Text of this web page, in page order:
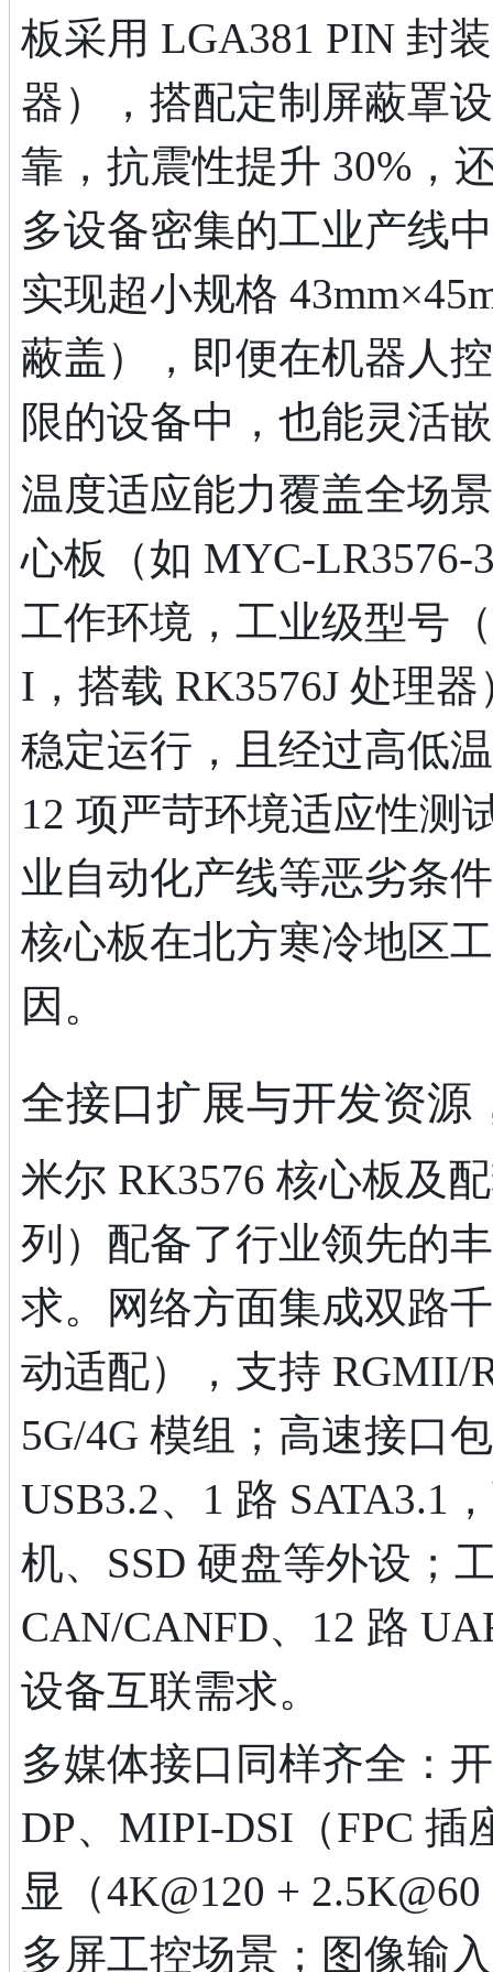
板采用 LGA381 PIN 封
器），搭配定制屏蔽罩
靠，抗震性提升 30%，
多设备密集的工业产线
实现超小规格
蔽盖），即便在机器人
限的设备中，也能灵活
温度适应能力覆盖全场
心板（如 MYC-
工作环境，工业级型号
I，搭载 RK3576J 处理
稳定运行，且经过高低
12 项严苛环境适应性测
业自动化产线等恶劣条
核心板在北方寒冷地区
因。
全接口扩展与开发资源
米尔 RK3576 核心板及
列）配备了行业领先的
求。网络方面集成双路
动适配），支持 RGMII/
5G/4G 模组；高速接口
USB3.2、1 路 SATA3.1
机、SSD 硬盘等外设；
CAN/CANFD、12 路
设备互联需求。
多媒体接口同样齐全：
DP、MIPI-DSI（FPC
显（4K@120 +
多屏工控场景；图像输